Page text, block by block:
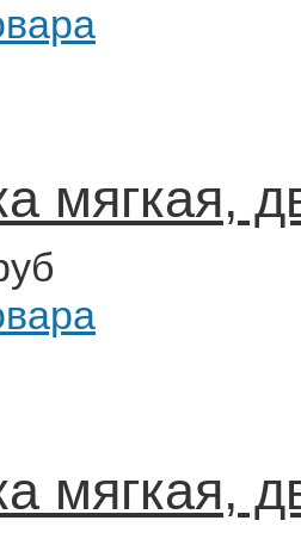
мягкая,
мягкая,